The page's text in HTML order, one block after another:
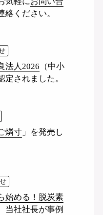
絡ください。
法人2026 （中小
されました。
燐寸」を発売し
始める！脱炭素
当社社長が事例